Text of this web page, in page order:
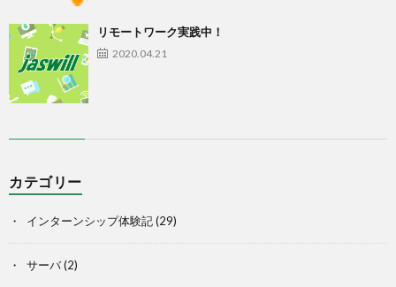
リモートワーク実践中！
2020.04.21
カテゴリー
インターンシップ体験記(29)
サーバ(2)